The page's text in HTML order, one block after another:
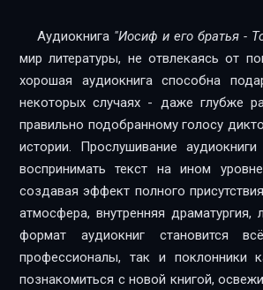
003_01
003_03
003_04
003_05
003_06
004_01
Аудиокнига "Иосиф и его братья -
мир литературы, не отвлекаясь от
хорошая аудиокнига способна
некоторых случаях - даже глубже
правильно подобранному голосу
истории. Прослушивание аудиокниги
воспринимать текст на ином
создавая эффект полного
атмосфера, внутренняя
формат аудиокниг становится
профессионалы, так и поклонники качественной
познакомиться с новой книгой,